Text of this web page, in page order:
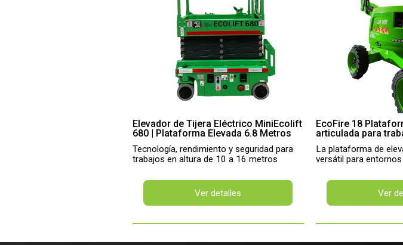
Elevador de Tijera Eléctrico MiniEcolift
680 | Plataforma Elevada 6.8 Metros
Tecnología, rendimiento y seguridad para
trabajos en altura de 10 a 16 metros
Ver detalles
EcoFire 18
articulada para
La plataforma de
versátil para
Ver